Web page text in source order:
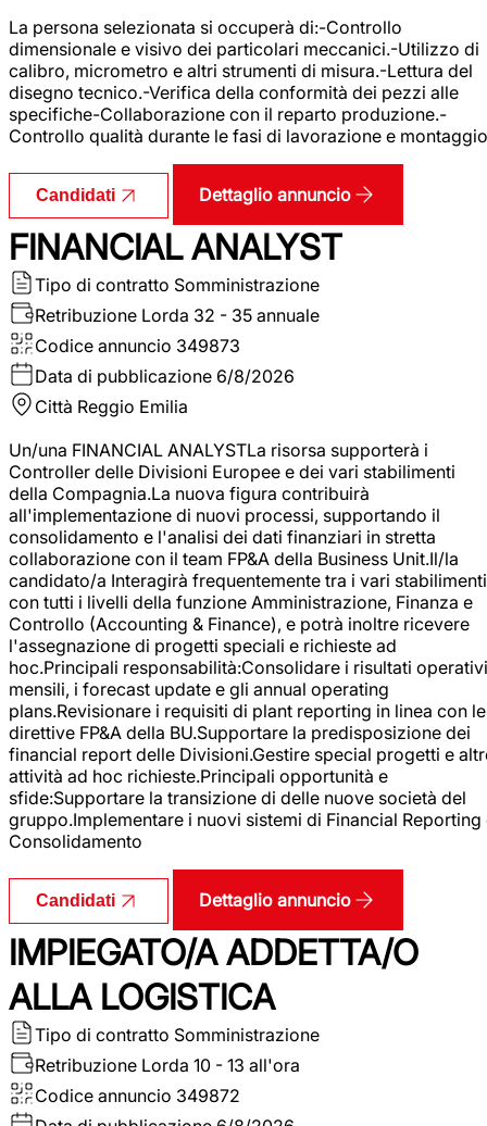
La persona selezionata si occuperà di:-Controllo
dimensionale e visivo dei particolari meccanici.-Utilizzo di
calibro, micrometro e altri strumenti di misura.-Lettura del
disegno tecnico.-Verifica della conformità dei pezzi alle
specifiche-Collaborazione con il reparto produzione.-
Controllo qualità durante le fasi di lavorazione e
Candidati Dettaglio annuncio
FINANCIAL ANALYST
Tipo di contratto Somministrazione
Retribuzione Lorda 32 - 35 annuale
Codice annuncio 349873
Data di pubblicazione 6/8/2026
Città Reggio Emilia
Un/una FINANCIAL ANALYSTLa risorsa supporterà i
Controller delle Divisioni Europee e dei vari stabilimenti
della Compagnia.La nuova figura contribuirà
all'implementazione di nuovi processi, supportando il
consolidamento e l'analisi dei dati finanziari in stretta
collaborazione con il team FP&A della Business Unit.Il/la
candidato/a Interagirà frequentemente tra i vari stabilimenti
con tutti i livelli della funzione Amministrazione, Finanza e
Controllo (Accounting & Finance), e potrà inoltre ricevere
l'assegnazione di progetti speciali e richieste ad
hoc.Principali responsabilità:Consolidare i risultati operativi
mensili, i forecast update e gli annual operating
plans.Revisionare i requisiti di plant reporting in linea con le
direttive FP&A della BU.Supportare la predisposizione dei
financial report delle Divisioni.Gestire special progetti e
attività ad hoc richieste.Principali opportunità e
sfide:Supportare la transizione di delle nuove società del
gruppo.Implementare i nuovi sistemi di Financial Reporting
Consolidamento
Candidati Dettaglio annuncio
IMPIEGATO/A ADDETTA/O
ALLA LOGISTICA
Tipo di contratto Somministrazione
Retribuzione Lorda 10 - 13 all'ora
Codice annuncio 349872